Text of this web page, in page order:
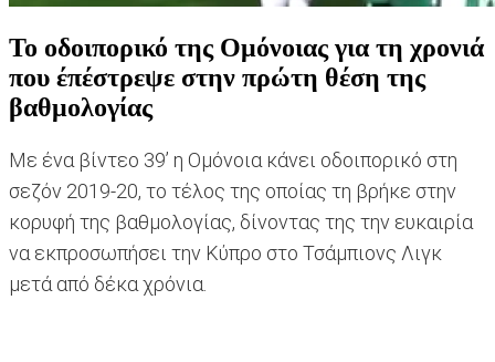
Το οδοιπορικό της Ομόνοιας για τη χρονιά
που έπέστρεψε στην πρώτη θέση της
βαθμολογίας
Με ένα βίντεο 39’ η Ομόνοια κάνει οδοιπορικό στη
σεζόν 2019-20, το τέλος της οποίας τη βρήκε στην
κορυφή της βαθμολογίας, δίνοντας της την ευκαιρία
να εκπροσωπήσει την Κύπρο στο Τσάμπιονς Λιγκ
μετά από δέκα χρόνια.